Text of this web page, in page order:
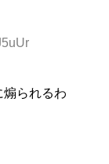
煽られるわ